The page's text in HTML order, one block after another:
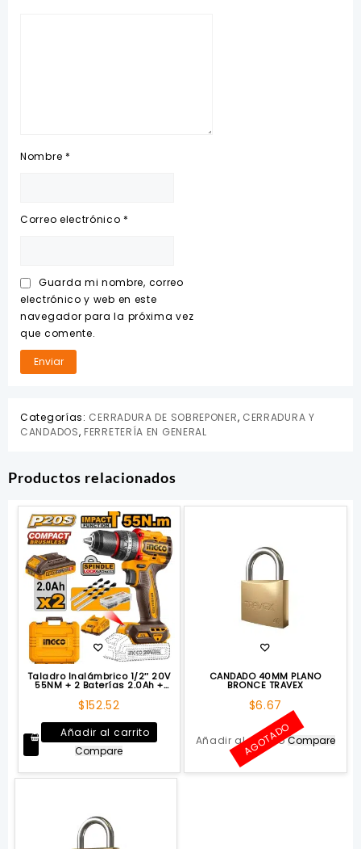
Nombre *
Correo electrónico *
Guarda mi nombre, correo
electrónico y web en este
navegador para la próxima vez
que comente.
Categorías: CERRADURA DE SOBREPONER, CERRADURA Y
CANDADOS, FERRETERÍA EN GENERAL
Productos relacionados
Taladro Inalámbrico 1/2″ 20V
55NM + 2 Baterías 2.0Ah +
$152.52
Añadir al carrito
Compare
CANDADO 40MM PLANO
BRONCE TRAVEX
$6.67
Añadir al carrito
AGOTADOCompare